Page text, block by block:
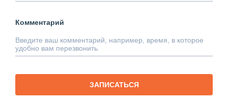
Комментарий
ЗАПИСАТЬСЯ